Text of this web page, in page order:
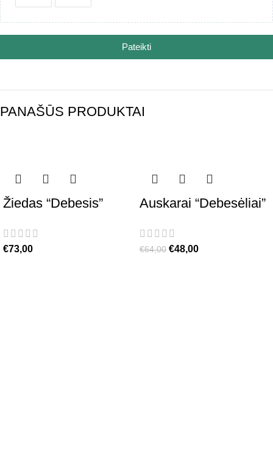
Pateikti
PANAŠŪS PRODUKTAI
Žiedas “Debesis”
€73,00
Auskarai “Debesėliai”
€64,00 €48,00